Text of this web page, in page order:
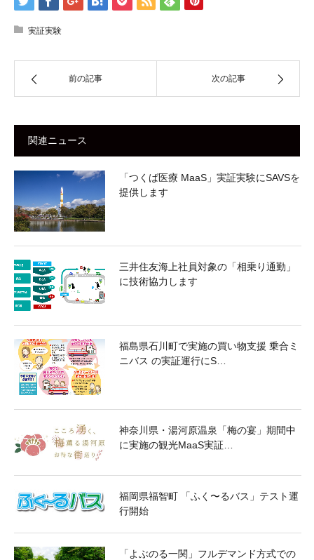
実証実験
前の記事 次の記事
関連ニュース
「つくば医療 MaaS」実証実験にSAVSを
提供します
三井住友海上社員対象の「相乗り通勤」
に技術協力します
福島県石川町で実施の買い物支援 乗合ミ
ニバス の実証運行にS…
神奈川県・湯河原温泉「梅の宴」期間中
に実施の観光MaaS実証…
福岡県福智町 「ふく〜るバス」テスト運
行開始
「よぶのる一関」フルデマンド方式での